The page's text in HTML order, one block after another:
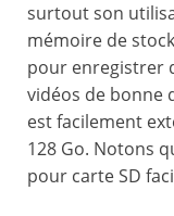
surtout son
mémoire de
pour enregistrer
vidéos de bonne
est facilement
128 Go. Notons
pour carte SD